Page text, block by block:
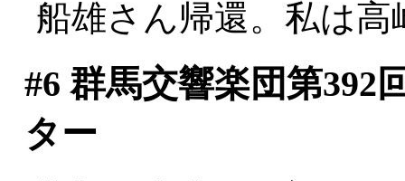
船雄さん帰還。私は
#6 群馬交響楽団第392
ター